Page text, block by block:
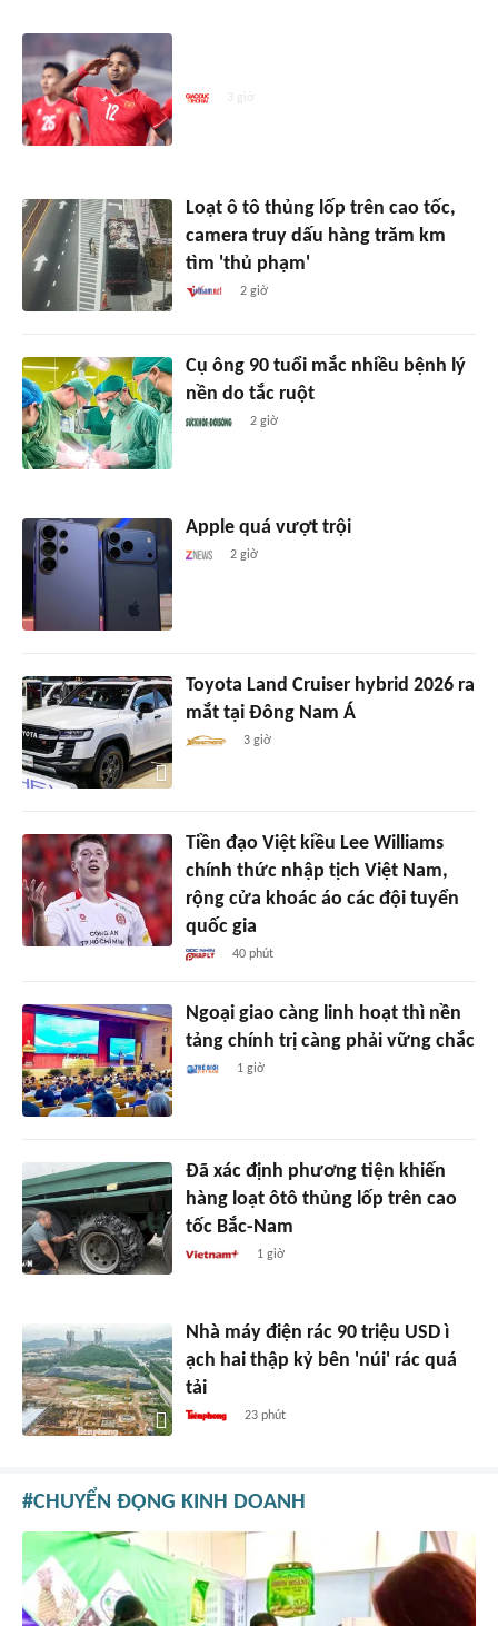
3 giờ
Loạt ô tô thủng lốp trên cao tốc,
camera truy dấu hàng trăm km
tìm 'thủ phạm'
2 giờ
Cụ ông 90 tuổi mắc nhiều bệnh lý
nền do tắc ruột
2 giờ
Apple quá vượt trội
2 giờ
Toyota Land Cruiser hybrid 2026 ra
mắt tại Đông Nam Á
3 giờ
Tiền đạo Việt kiều Lee Williams
chính thức nhập tịch Việt Nam,
rộng cửa khoác áo các đội tuyển
quốc gia
40 phút
Ngoại giao càng linh hoạt thì nền
tảng chính trị càng phải vững chắc
1 giờ
Đã xác định phương tiện khiến
hàng loạt ôtô thủng lốp trên cao
tốc Bắc-Nam
1 giờ
Nhà máy điện rác 90 triệu USD ì
ạch hai thập kỷ bên 'núi' rác quá
tải
23 phút
CHUYỂN ĐỘNG KINH DOANH